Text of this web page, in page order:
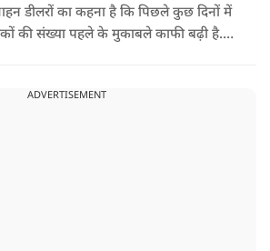
डीलरों का कहना है कि पिछले कुछ दिनों में
की संख्या पहले के मुकाबले काफी बढ़ी है.
ADVERTISEMENT